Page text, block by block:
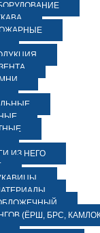
ИЗ НЕГО
(ЁРШ, БРС,